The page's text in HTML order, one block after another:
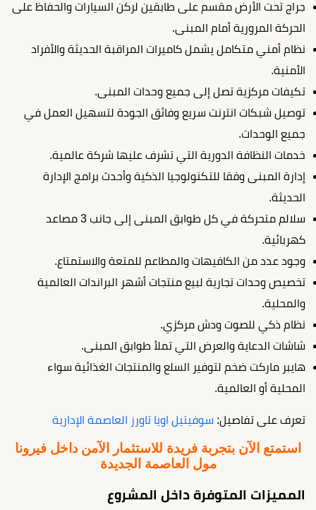
جراج تحت الأرض مقسم على طابقين لركن السيارات والحفاظ على
الحركة المرورية أمام المبنى.
نظام أمني متكامل يشمل كاميرات المراقبة الحديثة والأفراد
الأمنية.
تكيفات مركزية تصل إلى جميع وحدات المبنى.
توصيل شبكات انترنت سريع وفائق الجودة لتسهيل العمل في
جميع الوحدات.
خدمات النظافة الدورية التي تشرف عليها شركة عالمية.
إدارة المبنى وفقا للتكنولوجيا الذكية وأحدث برامج الإدارة
الحديثة.
سلالم متحركة في كل طوابق المبنى إلى جانب 3 مصاعد
كهربائية.
وجود عدد من الكافيهات والمطاعم للمتعة والاستمتاع.
تخصيص وحدات تجارية لبيع منتجات أشهر البراندات العالمية
والمحلية.
نظام ذكي للصوت ودش مركزي.
شاشات الدعاية والعرض التي تملأ طوابق المبنى.
هايبر ماركت ضخم لتوفير السلع والمنتجات الغذائية سواء
المحلية أو العالمية.
تعرف على تفاصيل: سوفيتيل اويا تاورز العاصمة الإدارية
استمتع الآن بتجربة فريدة للاستثمار الآمن داخل فيرونا
مول العاصمة الجديدة
المميزات المتوفرة داخل المشروع